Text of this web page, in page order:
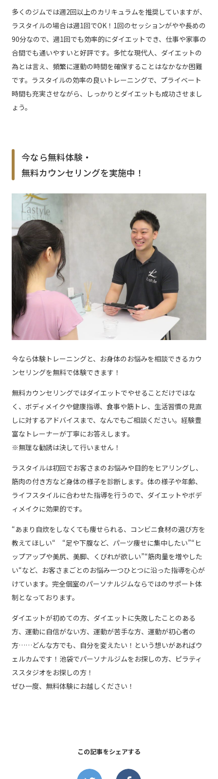
多くのジムでは週2回以上のカリキュラムを推奨していますが、
ラスタイルの場合は週1回でOK！1回のセッションがやや長めの
90分なので、週1回でも効率的にダイエットでき、仕事や家事の
合間でも通いやすいと好評です。多忙な現代人、ダイエットの
為とは言え、頻繁に運動の時間を確保することはなかなか困難
です。ラスタイルの効率の良いトレーニングで、プライベート
時間も充実させながら、しっかりとダイエットも成功させまし
ょう。
今なら無料体験・
無料カウンセリングを実施中！
今なら体験トレーニングと、お身体のお悩みを相談できるカウ
ンセリングを無料で体験できます！
無料カウンセリングではダイエットでやせることだけではな
く、ボディメイクや健康指導、食事や筋トレ、生活習慣の見直
しに対するアドバイスまで、なんでもご相談ください。経験豊
富なトレーナーが丁寧にお答えします。
※無理な勧誘は決して行いません！
ラスタイルは初回でお客さまのお悩みや目的をヒアリングし、
筋肉の付き方など身体の様子を診断します。体の様子や年齢、
ライフスタイルに合わせた指導を行うので、ダイエットやボデ
ィメイクに効果的です。
“あまり自炊をしなくても痩せられる、コンビニ食材の選び方を
教えてほしい“ “足や下腹など、パーツ痩せに集中したい”“ヒ
ップアップや美尻、美脚、くびれが欲しい”“筋肉量を増やした
い“など、お客さまごとのお悩み一つひとつに沿った指導を心が
けています。完全個室のパーソナルジムならではのサポート体
制となっております。
ダイエットが初めての方、ダイエットに失敗したことのある
方、運動に自信がない方、運動が苦手な方、運動が初心者の
方……どんな方でも、自分を変えたい！という想いがあればウ
ェルカムです！池袋でパーソナルジムをお探しの方、ピラティ
ススタジオをお探しの方！
ぜひ一度、無料体験にお越しください！
この記事をシェアする